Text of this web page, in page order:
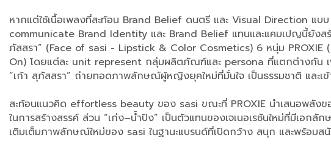
หากแต่ใช้เนื้อเพลงที่สะท้อน Brand Belief ดนตรี และ Visual Direction แ
communicate Brand Identity และ Brand Belief แทนและแคมเปญนี้ยัง
ภัสสรา” (Face of sasi - Lipstick & Color Cosmetics) 6 หนุ่ม
On) โดยแต่ละ unit represent กลุ่มผลิตภัณฑ์และ persona ที่แตกต่างกัน เ
“เก้า สุภัสสรา” ถ่ายทอดภาพลักษณ์ผู้หญิงยุคใหม่ที่มั่นใจ เป็นธรรมชาติ และเ
สะท้อนแนวคิด effortless beauty ของ sasi ขณะที่ PROXIE นำเสนอพลัง
ในการสร้างสรรค์ ส่วน “เก่ง–น้ำปิง” เป็นตัวแทนของเจเนอเรชันใหม่ที่มีเอก
เติมเต็มภาพลักษณ์ใหม่ของ sasi ในฐานะแบรนด์ที่เปิดกว้าง สนุก และพร้อม